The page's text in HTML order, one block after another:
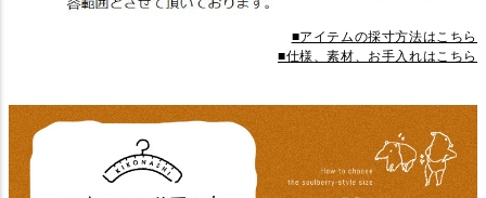
■アイテムの採寸方法はこちら
■仕様、素材、お手入れはこちら